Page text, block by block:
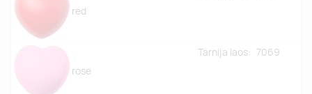
red
rose
Tarnija laos: 7069